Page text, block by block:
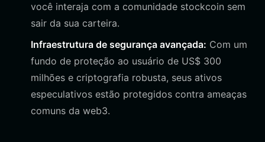
você interaja com a comunidade stockcoin sem
sair da sua carteira.
Infraestrutura de segurança avançada: Com um
fundo de proteção ao usuário de US$ 300
milhões e criptografia robusta, seus ativos
especulativos estão protegidos contra ameaças
comuns da web3.